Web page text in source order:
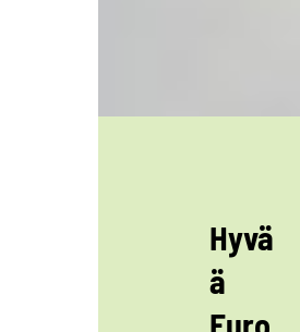
Hyvä
ä
Euro